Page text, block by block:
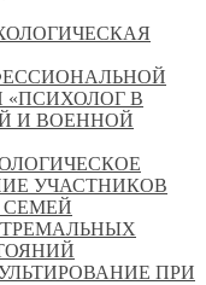
«ПСИХОЛОГ В
И ВОЕННОЙ
УЧАСТНИКОВ
СЕМЕЙ
ПРИ